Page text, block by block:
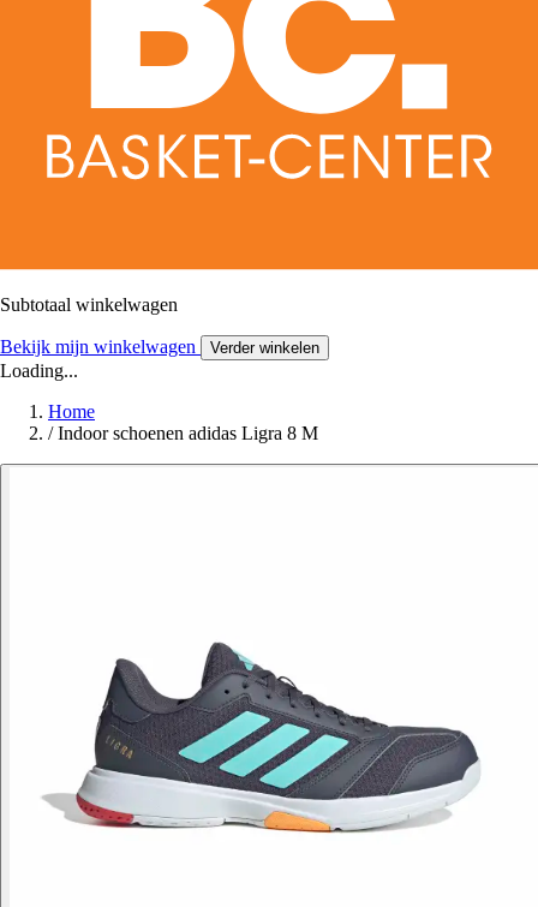
Subtotaal winkelwagen
Bekijk mijn winkelwagen Verder winkelen
Loading...
Home
/ Indoor schoenen adidas Ligra 8 M